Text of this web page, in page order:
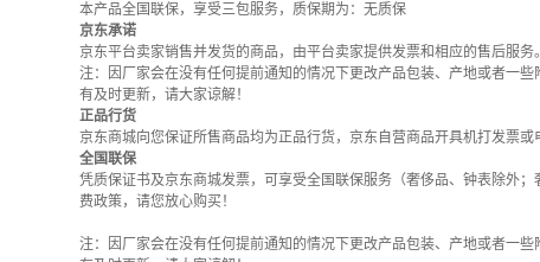
本产品全国联保，享受三包服务，质保期为：无质保
京东承诺
京东平台卖家销售并发货的商品，由平台卖家提供发票和相应的售后服务
注：因厂家会在没有任何提前通知的情况下更改产品包装、产地或者一
有及时更新，请大家谅解！
正品行货
京东商城向您保证所售商品均为正品行货，京东自营商品开具机打发票或
全国联保
凭质保证书及京东商城发票，可享受全国联保服务（奢侈品、钟表除外
费政策，请您放心购买！
注：因厂家会在没有任何提前通知的情况下更改产品包装、产地或者一